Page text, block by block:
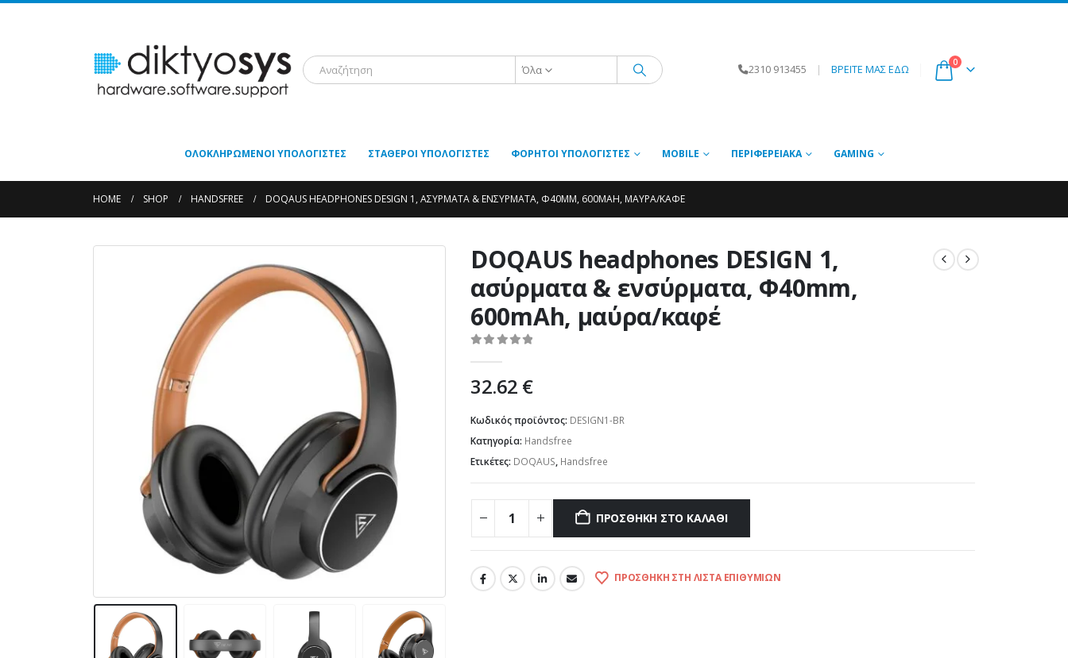
Όλα 2310 913455 | ΒΡΕΙΤΕ ΜΑΣ ΕΔΩ
0
ΟΛΟΚΛΗΡΩΜΈΝΟΙ ΥΠΟΛΟΓΙΣΤΈΣ ΣΤΑΘΕΡΟΊ ΥΠΟΛΟΓΙΣΤΈΣ ΦΟΡΗΤΟΊ ΥΠΟΛΟΓΙΣΤΈΣ MOBILE ΠΕΡΙΦΕΡΕΙΑΚΆ GAMING
HOME SHOP HANDSFREE DOQAUS HEADPHONES DESIGN 1, ΑΣΎΡΜΑΤΑ & ΕΝΣΎΡΜΑΤΑ, Φ40MM, 600MAH, ΜΑΎΡΑ/ΚΑΦΈ
DOQAUS headphones DESIGN 1,
ασύρματα & ενσύρματα, Φ40mm,
600mAh, μαύρα/καφέ
32.62 €
Κωδικός προϊόντος: DESIGN1-BR
Κατηγορία: Handsfree
Ετικέτες: DOQAUS, Handsfree
ΠΡΟΣΘΉΚΗ ΣΤΟ ΚΑΛΆΘΙ
ΠΡΟΣΘΉΚΗ ΣΤΗ ΛΊΣΤΑ ΕΠΙΘΥΜΙΏΝ